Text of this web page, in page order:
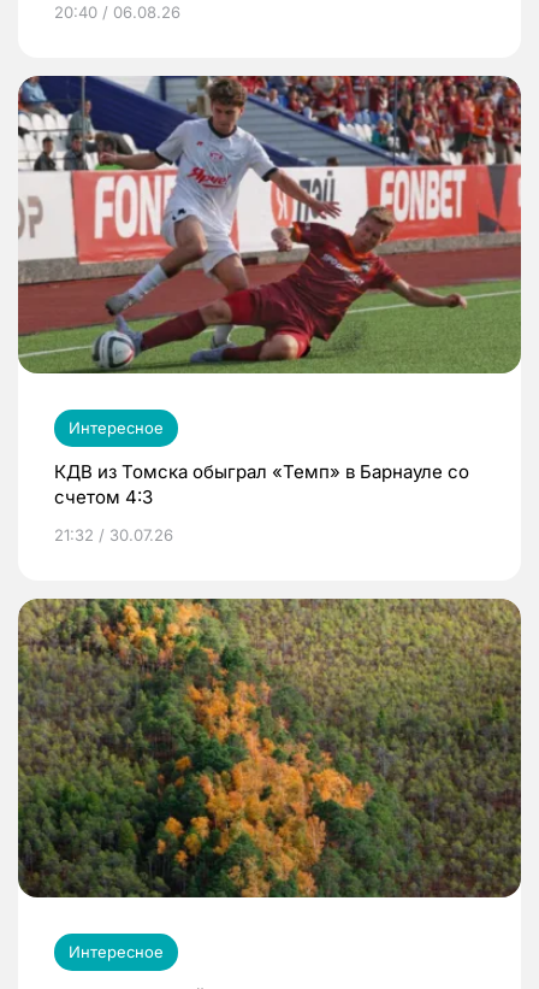
20:40 / 06.08.26
Интересное
КДВ из Томска обыграл «Темп» в Барнауле со
счетом 4:3
21:32 / 30.07.26
Интересное